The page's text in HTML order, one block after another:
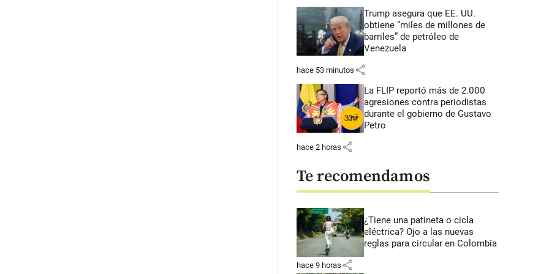
Trump asegura que EE. UU.
obtiene “miles de millones de
barriles” de petróleo de
Venezuela
hace 53 minutos share
La FLIP reportó más de 2.000
agresiones contra periodistas
durante el gobierno de Gustavo
Petro
hace 2 horas share
Te recomendamos
¿Tiene una patineta o cicla
eléctrica? Ojo a las nuevas
reglas para circular en Colombia
hace 9 horas share